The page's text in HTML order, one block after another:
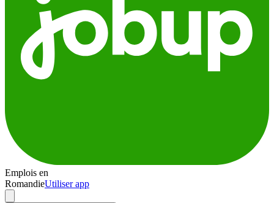
Emplois en
RomandieUtiliser app